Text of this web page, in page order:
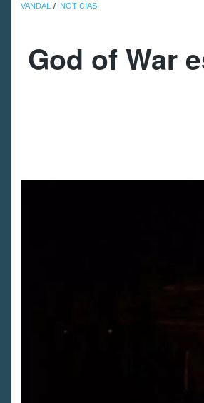
VANDAL NOTICIAS
God of War